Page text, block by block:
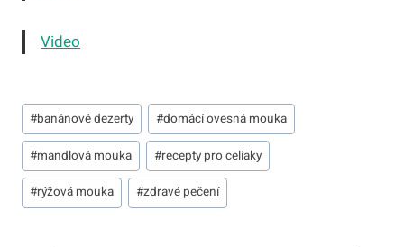
Video
Štítky
příspěvků:
#banánové dezerty #domácí ovesná mouka
#mandlová mouka #recepty pro celiaky
#rýžová mouka #zdravé pečení